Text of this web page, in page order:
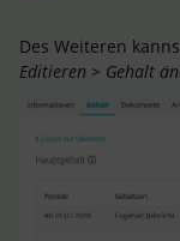
Des Weiteren
Editieren > Gehalt